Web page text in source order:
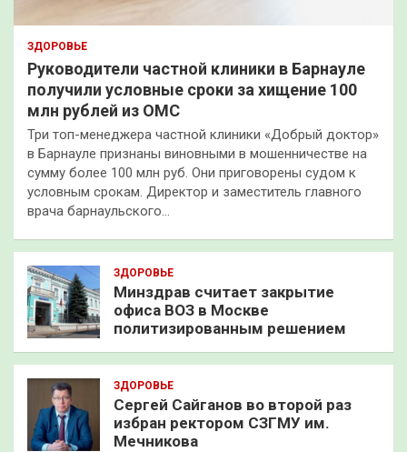
ЗДОРОВЬЕ
Руководители частной клиники в Барнауле
получили условные сроки за хищение 100
млн рублей из ОМС
Три топ-менеджера частной клиники «Добрый доктор»
в Барнауле признаны виновными в мошенничестве на
сумму более 100 млн руб. Они приговорены судом к
условным срокам. Директор и заместитель главного
врача барнаульского…
ЗДОРОВЬЕ
Минздрав считает закрытие
офиса ВОЗ в Москве
политизированным решением
ЗДОРОВЬЕ
Сергей Сайганов во второй раз
избран ректором СЗГМУ им.
Мечникова